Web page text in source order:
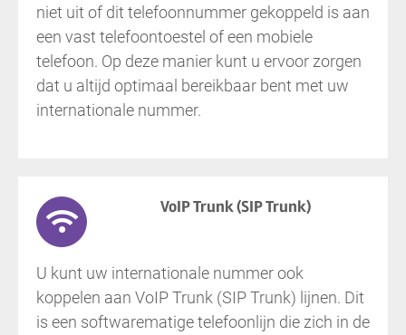
niet uit of dit telefoonnummer gekoppeld is aan
een vast telefoontoestel of een mobiele
telefoon. Op deze manier kunt u ervoor zorgen
dat u altijd optimaal bereikbaar bent met uw
internationale nummer.
VoIP Trunk (SIP Trunk)
U kunt uw internationale nummer ook
koppelen aan VoIP Trunk (SIP Trunk) lijnen. Dit
is een softwarematige telefoonlijn die zich in de